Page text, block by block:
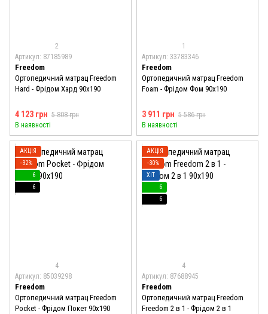
2
Артикул: 87185989
Freedom
Ортопедичний матрац Freedom
Hard - Фрідом Хард 90x190
4 123 грн 5 808 грн
В наявності
1
Артикул: 33783346
Freedom
Ортопедичний матрац Freedom
Foam - Фрідом Фом 90x190
3 911 грн 5 586 грн
В наявності
АКЦІЯ
−32%
6
6
4
Артикул: 85039298
Freedom
Ортопедичний матрац Freedom
Pocket - Фрідом Покет 90x190
АКЦІЯ
−30%
ХІТ
6
6
4
Артикул: 87688945
Freedom
Ортопедичний матрац Freedom
Freedom 2 в 1 - Фрідом 2 в 1